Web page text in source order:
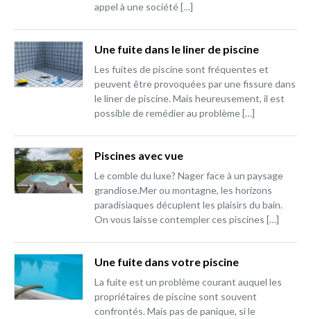
appel à une société […]
Une fuite dans le liner de piscine
Les fuites de piscine sont fréquentes et
peuvent être provoquées par une fissure dans
le liner de piscine. Mais heureusement, il est
possible de remédier au problème […]
Piscines avec vue
Le comble du luxe? Nager face à un paysage
grandiose.Mer ou montagne, les horizons
paradisiaques décuplent les plaisirs du bain.
On vous laisse contempler ces piscines […]
Une fuite dans votre piscine
La fuite est un problème courant auquel les
propriétaires de piscine sont souvent
confrontés. Mais pas de panique, si le